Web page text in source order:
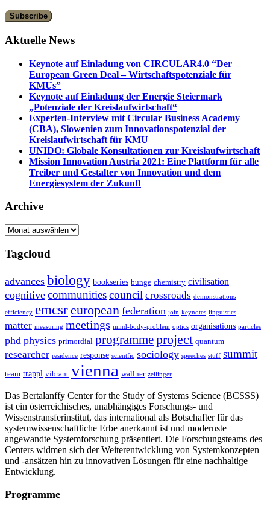
Aktuelle News
Keynote auf Einladung von CIRCULAR4.0 “Der
European Green Deal – Wirtschaftspotenziale für
KMUs”
Keynote auf Einladung der Energie Steiermark
„Potenziale der Kreislaufwirtschaft“
Experten-Interview mit Circular Business Academy
(CBA), Slowenien zum Innovationspotenzial der
Kreislaufwirtschaft für KMU
UNIDO: Globale Konsultationen zur Kreislaufwirtschaft
Mission Innovation Austria 2021: Eine Plattform für alle
Treiber und Gestalter von Innovation und dem
Energiesystem der Zukunft
Archive
Archive
Tagcloud
advances biology bookseries bunge chemistry civilisation
cognitive communitiescouncil crossroads demonstrations
efficiency emcsreuropean federation join keynotes linguistics
matter measuring meetings mind-body-problem optics organisations particles
phd physics primordial programmeproject quantum
researcher residence response scientfic sociology speeches stuff summit
team trappl vibrant vienna wallner zeilinger
Das Bertalanffy Center for the Study of Systems Science (BCSSS)
ist ein österreichisches, unabhängiges Forschungs- und
Wissenstransferinstitut, das international als Botschafter für das
systemwissenschaftliche Erbe anerkannt ist und modernste
angewandte Systemforschung präsentiert. Die Forschungsteams des
Centers widmen sich der Weiterentwicklung von Systemkonzepten
und -ansätzen hin zu innovativen Lösungen für eine nachhaltige
Entwicklung.
Programme